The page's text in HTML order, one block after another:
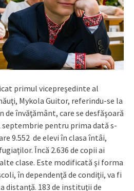
primul vicepreşedinte al
Mykola Guitor, referindu-se la
învăţământ, care se desfăşoară
septembrie pentru prima dată s-
9.552 de elevi în clasa întâi,
Încă 2.636 de copii ai
clase. Este modificată şi forma
în dependenţă de condiţii, va fi
distanţă. 183 de instituţii de